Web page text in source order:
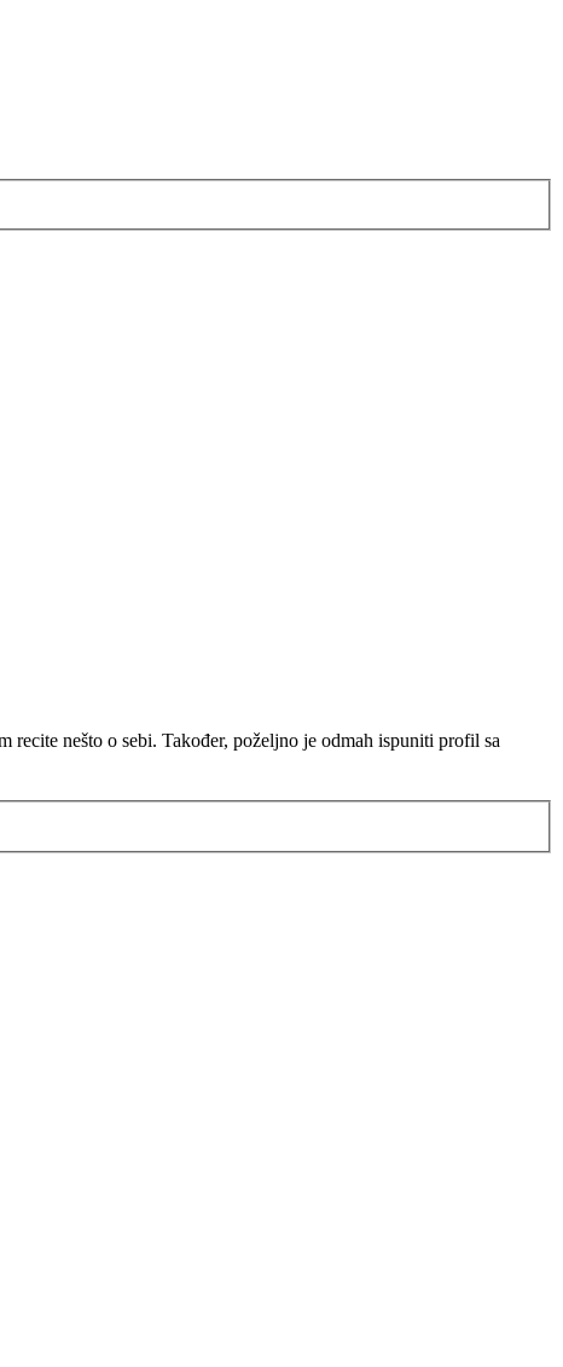
nešto o sebi. Također, poželjno je odmah ispuniti profil sa